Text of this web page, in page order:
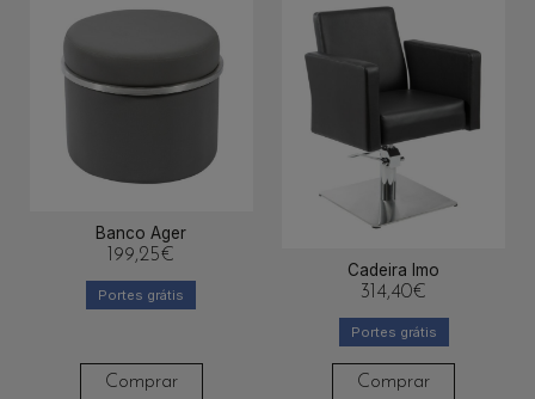
Banco Ager
199,25€
Portes grátis
Comprar
Cadeira Imo
314,40€
Portes grátis
Comprar